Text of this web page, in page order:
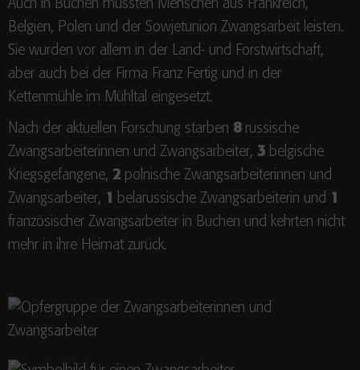
Auch in Buchen mussten Menschen aus Frankreich,
Belgien, Polen und der Sowjetunion Zwangsarbeit leisten.
Sie wurden vor allem in der Land- und Forstwirtschaft,
aber auch bei der Firma Franz Fertig und in der
Kettenmühle im Mühltal eingesetzt.
Nach der aktuellen Forschung starben 8russische
Zwangsarbeiterinnen und Zwangsarbeiter, 3 belgische
Kriegsgefangene, 2 polnische Zwangsarbeiterinnen und
Zwangsarbeiter, 1 belarussische Zwangsarbeiterin und 1
französischer Zwangsarbeiter in Buchen und kehrten nicht
mehr in ihre Heimat zurück.